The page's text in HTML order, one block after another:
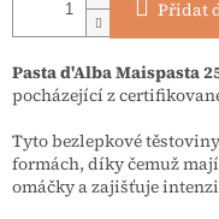
Přidat
Pasta d'Alba Maispasta
pocházející z
Tyto bezlepkové
formách, díky čemuž
omáčky a zajišťuje